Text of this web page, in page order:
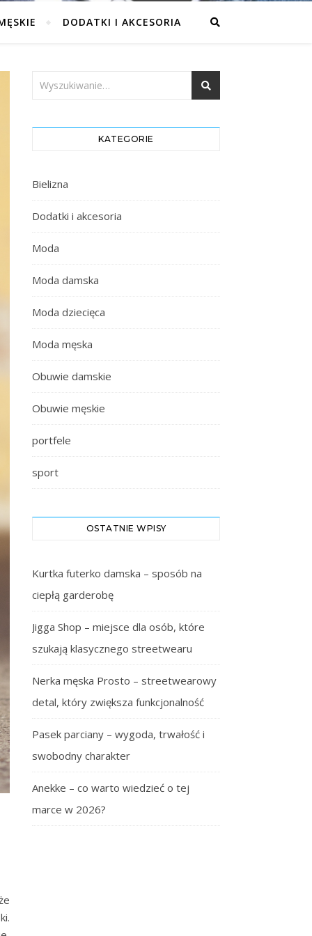
DODATKI I AKCESORIA
KATEGORIE
Bielizna
Dodatki i akcesoria
Moda
Moda damska
Moda dziecięca
Moda męska
Obuwie damskie
Obuwie męskie
portfele
sport
OSTATNIE WPISY
Kurtka futerko damska – sposób na
ciepłą garderobę
Jigga Shop – miejsce dla osób, które
szukają klasycznego streetwearu
Nerka męska Prosto – streetwearowy
detal, który zwiększa funkcjonalność
Pasek parciany – wygoda, trwałość i
swobodny charakter
Anekke – co warto wiedzieć o tej
marce w 2026?